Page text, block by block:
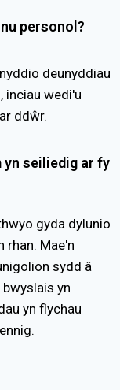
personol?
deunyddiau
inciau wedi'u
ddŵr.
yn seiliedig ar fy
gyda dylunio
Mae'n
sydd â
yn
yn flychau